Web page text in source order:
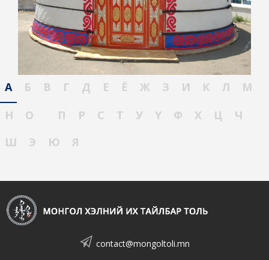
А Б В Г Д Е Ё Ж З И К Л
М
Н
О П Р С Т У Ү Ф Х Ц
Ч
Ш
Э Ю Я
contact@mongoltoli.mn